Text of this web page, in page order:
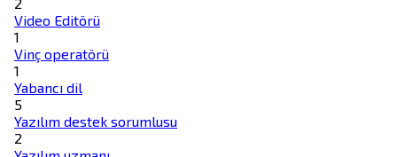
Video Editörü
1
Vinç operatörü
1
Yabancı dil
5
Yazılım destek sorumlusu
2